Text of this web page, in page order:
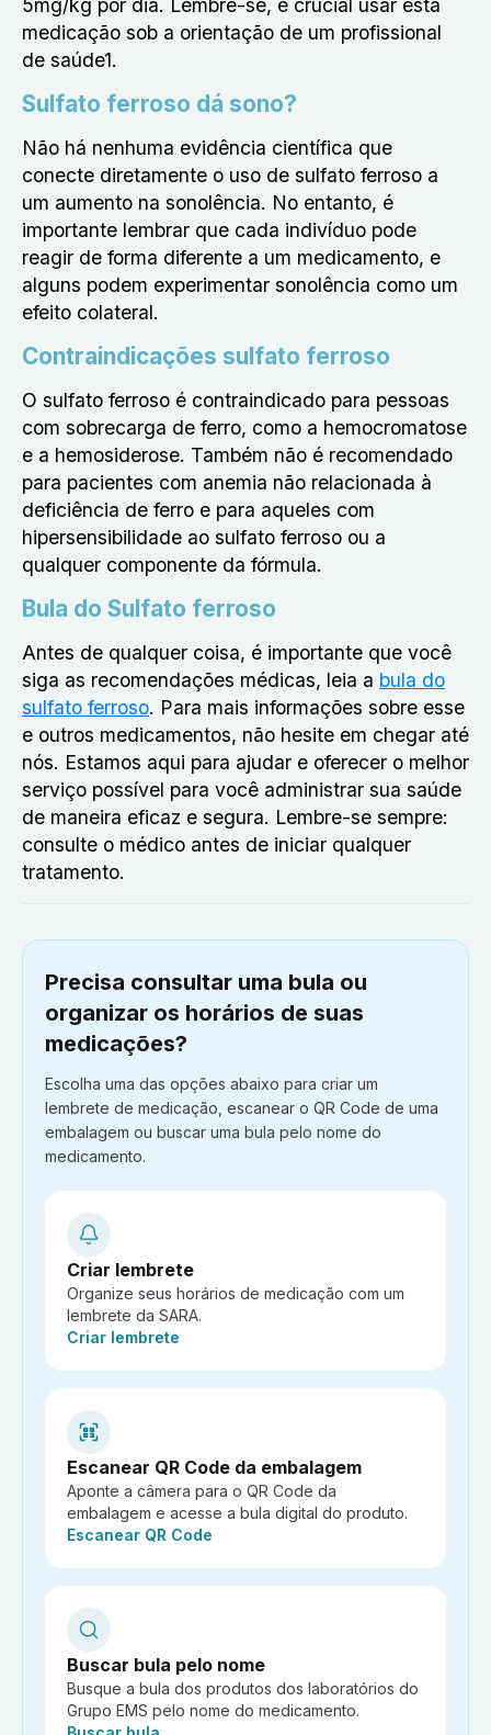
5mg/kg por dia. Lembre-se, é crucial usar esta
medicação sob a orientação de um profissional
de saúde1.
Sulfato ferroso dá sono?
Não há nenhuma evidência científica que
conecte diretamente o uso de sulfato ferroso a
um aumento na sonolência. No entanto, é
importante lembrar que cada indivíduo pode
reagir de forma diferente a um medicamento, e
alguns podem experimentar sonolência como um
efeito colateral.
Contraindicações sulfato ferroso
O sulfato ferroso é contraindicado para pessoas
com sobrecarga de ferro, como a hemocromatose
e a hemosiderose. Também não é recomendado
para pacientes com anemia não relacionada à
deficiência de ferro e para aqueles com
hipersensibilidade ao sulfato ferroso ou a
qualquer componente da fórmula.
Bula do Sulfato ferroso
Antes de qualquer coisa, é importante que você
siga as recomendações médicas, leia a bula do
sulfato ferroso. Para mais informações sobre esse
e outros medicamentos, não hesite em chegar até
nós. Estamos aqui para ajudar e oferecer o melhor
serviço possível para você administrar sua saúde
de maneira eficaz e segura. Lembre-se sempre:
consulte o médico antes de iniciar qualquer
tratamento.
Precisa consultar uma bula ou
organizar os horários de suas
medicações?
Escolha uma das opções abaixo para criar um
lembrete de medicação, escanear o QR Code de uma
embalagem ou buscar uma bula pelo nome do
medicamento.
Criar lembrete
Organize seus horários de medicação com um
lembrete da SARA.
Ação:
Criar lembrete
Escanear QR Code da embalagem
Aponte a câmera para o QR Code da
embalagem e acesse a bula digital do produto.
Ação:
Escanear QR Code
Buscar bula pelo nome
Busque a bula dos produtos dos laboratórios do
Grupo EMS pelo nome do medicamento.
Ação: